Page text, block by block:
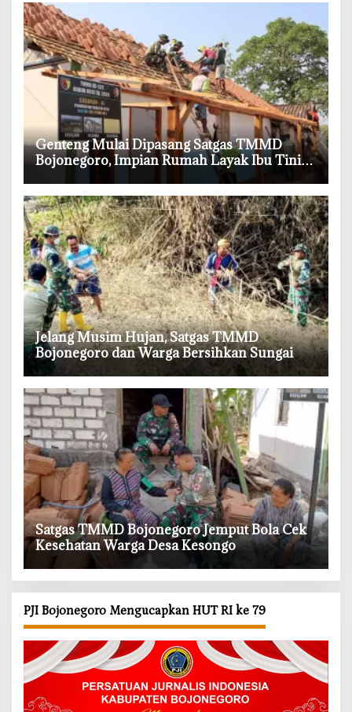
‎Genteng Mulai Dipasang Satgas TMMD
Bojonegoro, Impian Rumah Layak Ibu Tini
‎Jelang Musim Hujan, Satgas TMMD
Bojonegoro dan Warga Bersihkan Sungai
‎Satgas TMMD Bojonegoro Jemput Bola Cek
Kesehatan Warga Desa Kesongo
PJI Bojonegoro Mengucapkan HUT RI ke 79